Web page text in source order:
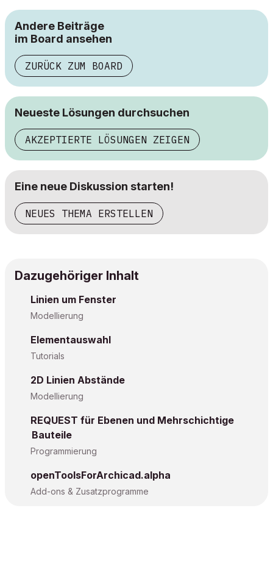
Andere Beiträge
im Board ansehen
ZURÜCK ZUM BOARD
Neueste Lösungen durchsuchen
AKZEPTIERTE LÖSUNGEN ZEIGEN
Eine neue Diskussion starten!
NEUES THEMA ERSTELLEN
Dazugehöriger Inhalt
Linien um Fenster
Modellierung
Elementauswahl
Tutorials
2D Linien Abstände
Modellierung
REQUEST für Ebenen und Mehrschichtige
Bauteile
Programmierung
openToolsForArchicad.alpha
Add-ons & Zusatzprogramme